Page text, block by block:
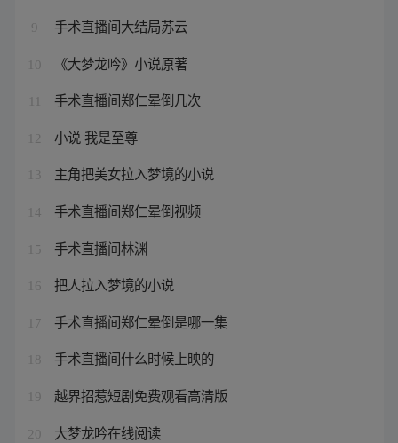
9 手术直播间大结局苏云
10 《大梦龙吟》小说原著
手术直播间郑仁晕倒几次
12 小说 我是至尊
13 主角把美女拉入梦境的小说
14 手术直播间郑仁晕倒视频
15 手术直播间林渊
16 把人拉入梦境的小说
17 手术直播间郑仁晕倒是哪一集
18 手术直播间什么时候上映的
19 越界招惹短剧免费观看高清版
20 大梦龙吟在线阅读